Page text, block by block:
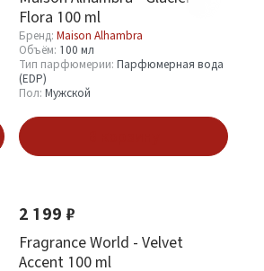
Flora 100 ml
Бренд: Maison Alhambra
Объём: 100 мл
Тип парфюмерии: Парфюмерная вода
(EDP)
Пол: Мужской
2 199 ₽
Fragrance World - Velvet
Accent 100 ml